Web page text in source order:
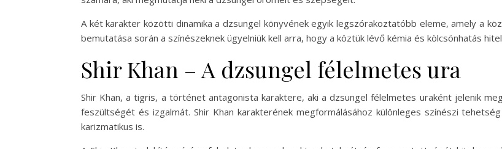
A két karakter közötti dinamika a dzsungel könyvének egyik legszórakoztatóbb eleme, amely a
bemutatása során a színészeknek ügyelniük kell arra, hogy a köztük lévő kémia és kölcsönhatás
Shir Khan – A dzsungel félelmetes ura
Shir Khan, a tigris, a történet antagonista karaktere, aki a dzsungel félelmetes uraként jelenik
feszültségét és izgalmát. Shir Khan karakterének megformálásához különleges színészi
karizmatikus is.